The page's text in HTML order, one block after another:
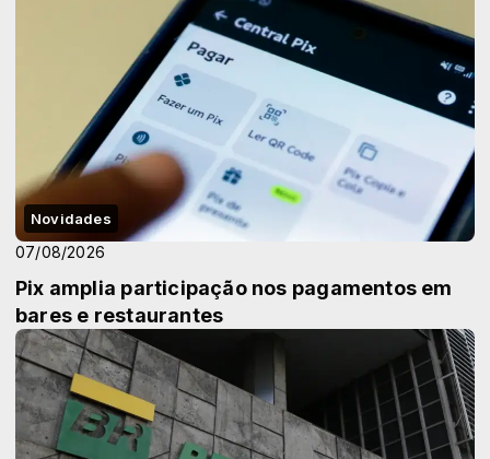
Novidades
07/08/2026
Pix amplia participação nos pagamentos em
bares e restaurantes